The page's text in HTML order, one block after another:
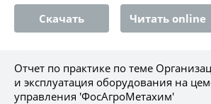
Скачать Читать online
Отчет по практике по теме
и эксплуатация оборудования на
управления 'ФосАгроМетахим'